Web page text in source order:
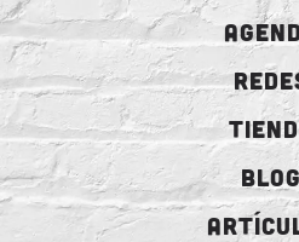
BLOG